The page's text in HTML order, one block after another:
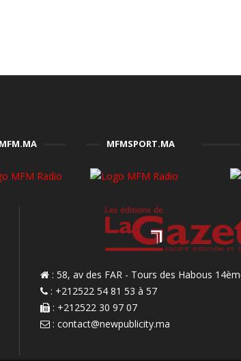
MFM.MA MFMSPORT.MA
: 58, av des FAR - Tours des Habous
: +212522 54 81 53 à 57
: +212522 30 97 07
: contact@newpublicity.ma